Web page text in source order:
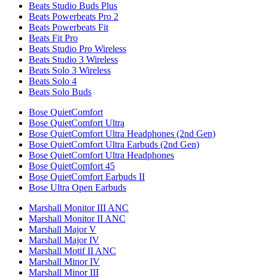
Beats Studio Buds Plus
Beats Powerbeats Pro 2
Beats Powerbeats Fit
Beats Fit Pro
Beats Studio Pro Wireless
Beats Studio 3 Wireless
Beats Solo 3 Wireless
Beats Solo 4
Beats Solo Buds
Bose QuietComfort
Bose QuietComfort Ultra
Bose QuietComfort Ultra Headphones (2nd Gen)
Bose QuietComfort Ultra Earbuds (2nd Gen)
Bose QuietComfort Ultra Headphones
Bose QuietComfort 45
Bose QuietComfort Earbuds II
Bose Ultra Open Earbuds
Marshall Monitor III ANC
Marshall Monitor II ANC
Marshall Major V
Marshall Major IV
Marshall Motif II ANC
Marshall Minor IV
Marshall Minor III